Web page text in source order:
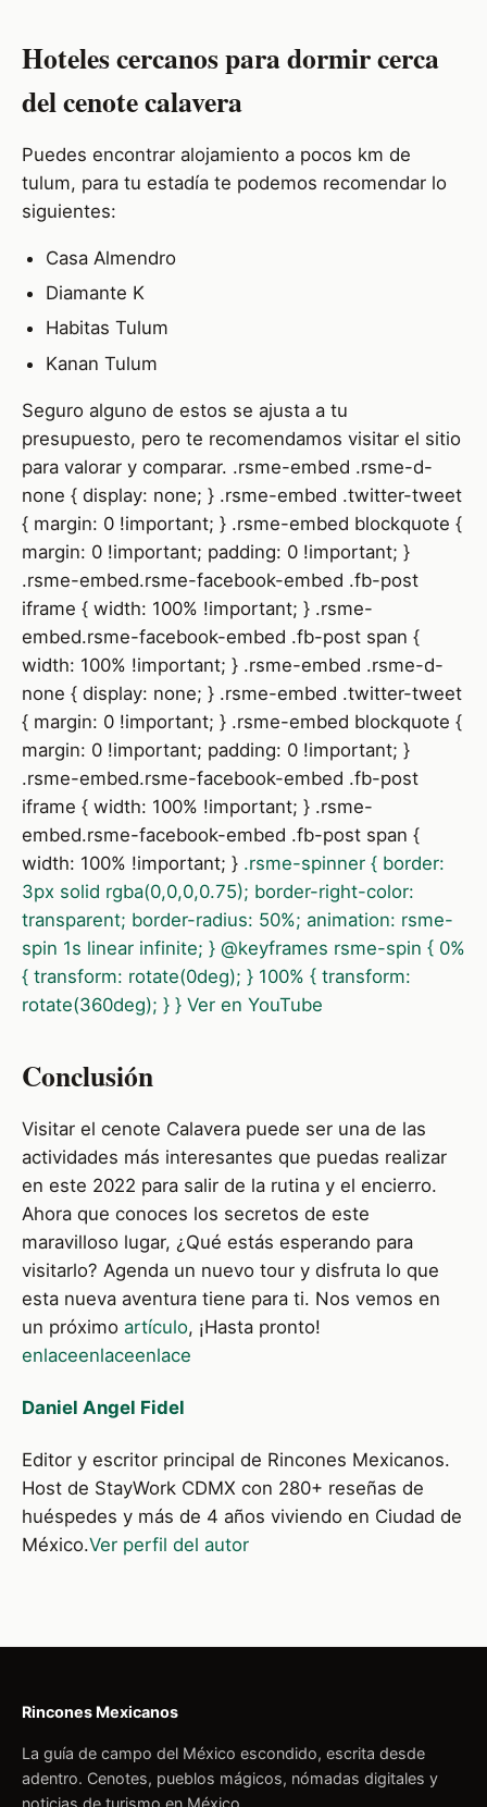
Hoteles cercanos para dormir cerca
del cenote calavera
Puedes encontrar alojamiento a pocos km de
tulum, para tu estadía te podemos recomendar lo
siguientes:
Casa Almendro
Diamante K
Habitas Tulum
Kanan Tulum
Seguro alguno de estos se ajusta a tu
presupuesto, pero te recomendamos visitar el sitio
para valorar y comparar. .rsme-embed .rsme-d-
none { display: none; } .rsme-embed .twitter-tweet
{ margin: 0 !important; } .rsme-embed blockquote {
margin: 0 !important; padding: 0 !important; }
.rsme-embed.rsme-facebook-embed .fb-post
iframe { width: 100% !important; } .rsme-
embed.rsme-facebook-embed .fb-post span {
width: 100% !important; } .rsme-embed .rsme-d-
none { display: none; } .rsme-embed .twitter-tweet
{ margin: 0 !important; } .rsme-embed blockquote {
margin: 0 !important; padding: 0 !important; }
.rsme-embed.rsme-facebook-embed .fb-post
iframe { width: 100% !important; } .rsme-
embed.rsme-facebook-embed .fb-post span {
width: 100% !important; } .rsme-spinner { border:
3px solid rgba(0,0,0,0.75); border-right-color:
transparent; border-radius: 50%; animation: rsme-
spin 1s linear infinite; } @keyframes rsme-spin { 0%
{ transform: rotate(0deg); } 100% { transform:
rotate(360deg); } } Ver en YouTube
Conclusión
Visitar el cenote Calavera puede ser una de las
actividades más interesantes que puedas realizar
en este 2022 para salir de la rutina y el encierro.
Ahora que conoces los secretos de este
maravilloso lugar, ¿Qué estás esperando para
visitarlo? Agenda un nuevo tour y disfruta lo que
esta nueva aventura tiene para ti. Nos vemos en
un próximo artículo, ¡Hasta pronto!
enlaceenlaceenlace
Daniel Angel Fidel
Editor y escritor principal de Rincones Mexicanos.
Host de StayWork CDMX con 280+ reseñas de
huéspedes y más de 4 años viviendo en Ciudad de
México.Ver perfil del autor
Rincones Mexicanos
La guía de campo del México escondido, escrita desde
adentro. Cenotes, pueblos mágicos, nómadas digitales y
noticias de turismo en México.